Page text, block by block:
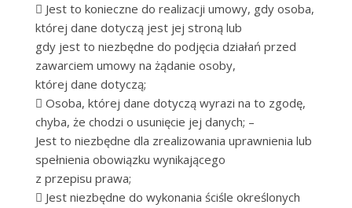
 Jest to konieczne do realizacji umowy, gdy osoba,
której dane dotyczą jest jej stroną lub
gdy jest to niezbędne do podjęcia działań przed
zawarciem umowy na żądanie osoby,
której dane dotyczą;
 Osoba, której dane dotyczą wyrazi na to zgodę,
chyba, że chodzi o usunięcie jej danych; –
Jest to niezbędne dla zrealizowania uprawnienia lub
spełnienia obowiązku wynikającego
z przepisu prawa;
 Jest niezbędne do wykonania ściśle określonych